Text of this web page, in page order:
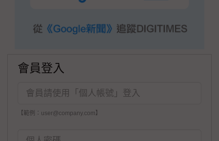
會員登入
【範例：user@company.com】